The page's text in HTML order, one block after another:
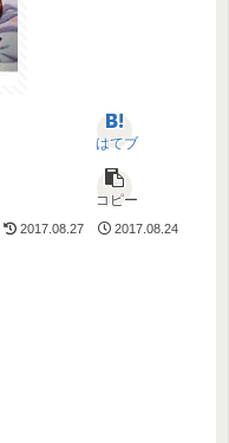
はてブ
コピー
2017.08.27 2017.08.24